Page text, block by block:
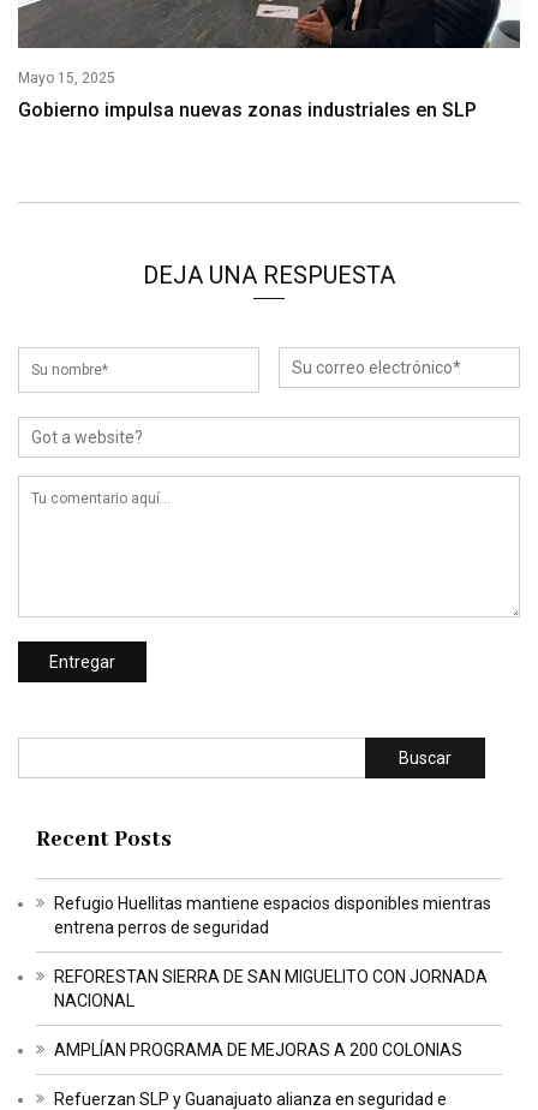
Mayo 15, 2025
Gobierno impulsa nuevas zonas industriales en SLP
DEJA UNA RESPUESTA
Buscar
Recent Posts
Refugio Huellitas mantiene espacios disponibles mientras
entrena perros de seguridad
REFORESTAN SIERRA DE SAN MIGUELITO CON JORNADA
NACIONAL
AMPLÍAN PROGRAMA DE MEJORAS A 200 COLONIAS
Refuerzan SLP y Guanajuato alianza en seguridad e